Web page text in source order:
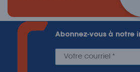
Abonnez-vous à notre